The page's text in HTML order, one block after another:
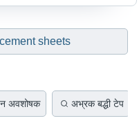
sheets
अवशोषक अभ्रक बद्धी टेप